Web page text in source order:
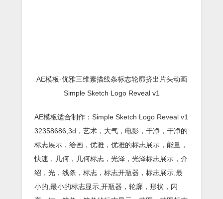
AE模板-优雅三维素描线条标志轮廓挤出片头动画
Simple Sketch Logo Reveal v1
AE模板适合制作：Simple Sketch Logo Reveal v1
32358686,3d，艺术，大气，电影，干净，干净的
标志展示，绘画，优雅，优雅的标志展示，能量，
快速，几何，几何标志，光泽，光泽标志展示，介
绍，光，线条，标志，标志开瓶器，标志展示,最
小的,最小的标志显示,开瓶器，轮廓，形状，闪